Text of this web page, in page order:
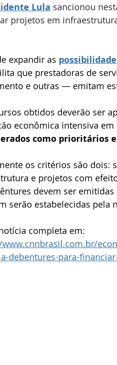
Lula sancionou
projetos em
expandir as
que prestadoras de
e outras — emitam
obtidos deverão ser
econômica intensiva
como prioritários
os critérios são dois:
e projetos com
devem ser
serão estabelecidas pela
completa em:
debentures-para-